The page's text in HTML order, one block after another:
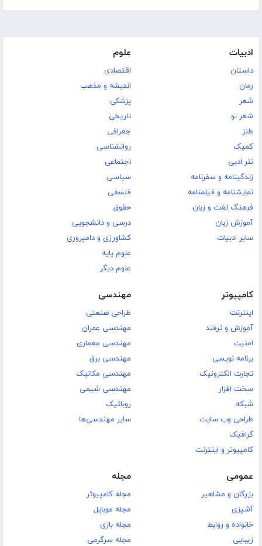
ادبیات
داستان
رمان
شعر
شعر نو
طنز
کمیک
نثر ادبی
زندگینامه و سفرنامه
نمایشنامه و فیلمنامه
فرهنگ لغت و زبان
آموزش زبان
سایر ادبیات
علوم
اقتصادی
اندیشه و مذهب
پزشکی
تاریخی
جغرافی
روانشناسی
اجتماعی
سیاسی
فلسفی
حقوق
درسی و دانشجویی
کشاورزی و دامپروری
علوم پایه
علوم دیگر
کامپیوتر
اینترنت
آموزش و ترفند
امنیت
برنامه نویسی
تجارت الکترونیک
سخت افزار
شبکه
طراحی وب سایت
گرافیک
کامپیوتر و اینترنت
مهندسی
طراحی صنعتی
مهندسی عمران
مهندسی معماری
مهندسی برق
مهندسی مکانیک
مهندسی شیمی
روباتیک
سایر مهندسی‌ها
عمومی
بزرگان و مشاهیر
آشپزی
خانواده و روابط
زیبایی
مجله
مجله کامپیوتر
مجله موبایل
مجله بازی
مجله سرگرمی